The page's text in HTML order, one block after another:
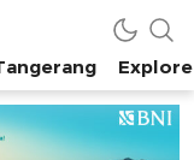
Raya